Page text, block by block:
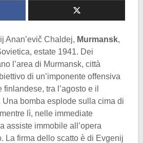
Anan’evič Chaldej, Murmansk,
estate 1941. Dei
l’area di Murmansk, città
di un’imponente offensiva
tra l’agosto e il
Una bomba esplode sulla cima di
lì, nelle immediate
assiste immobile all’opera
La firma dello scatto è di Evgenij